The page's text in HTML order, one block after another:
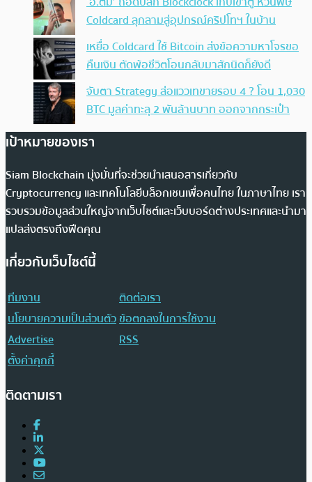
Coldcard ลุกลามสู่อุปกรณ์คริปโทฯ ในบ้าน
เหยื่อ Coldcard ใช้ Bitcoin ส่งข้อความหาโจรขอ
คืนเงิน ตัดพ้อชีวิตโอนกลับมาสักนิดก็ยังดี
จับตา Strategy ส่อแววเทขายรอบ 4 ? โอน 1,030
BTC มูลค่าทะลุ 2 พันล้านบาท ออกจากกระเป๋า
เป้าหมายของเรา
Siam Blockchain มุ่งมั่นที่จะช่วยนำเสนอสารเกี่ยวกับ
Cryptocurrency และเทคโนโลยีบล็อกเชนเพื่อคนไทย ในภาษาไทย เรา
รวบรวมข้อมูลส่วนใหญ่จากเว็บไซต์และเว็บบอร์ดต่างประเทศและนำมา
แปลส่งตรงถึงฟีดคุณ
เกี่ยวกับเว็บไซต์นี้
ทีมงาน
ติดต่อเรา
นโยบายความเป็นส่วนตัวข้อตกลงในการใช้งาน
Advertise
RSS
ตั้งค่าคุกกี้
ติดตามเรา